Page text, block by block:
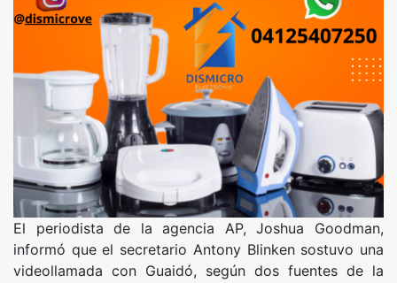
El periodista de la agencia AP, Joshua Goodman,
informó que el secretario Antony Blinken sostuvo una
videollamada con Guaidó, según dos fuentes de la